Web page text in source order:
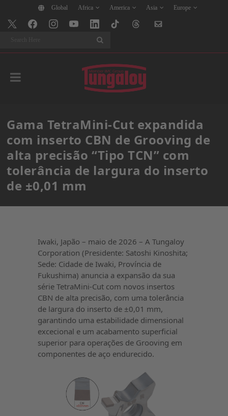
Global Africa America Asia Europe
Gama TetraMini-Cut expandida
com inserto CBN de Grooving de
alta precisão “Tipo TCN” com
tolerância de largura do inserto
de ±0,01 mm
Iwaki, Japão – maio de 2026 – A Tungaloy
Corporation (Presidente: Satoshi Kinoshita;
Sede: Cidade de Iwaki, Província de
Fukushima) anuncia a expansão da sua
série TetraMini-Cut com novos insertos
CBN de alta precisão, com uma tolerância
de largura do inserto de ±0,01 mm,
garantindo uma estabilidade dimensional
excecional e um acabamento superficial
superior para operações de Grooving em
componentes de aço endurecido.